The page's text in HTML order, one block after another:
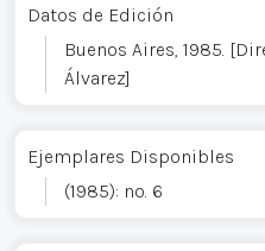
Datos de Edición
Buenos Aires, 1985.
Álvarez]
Ejemplares Disponibles
(1985): no. 6